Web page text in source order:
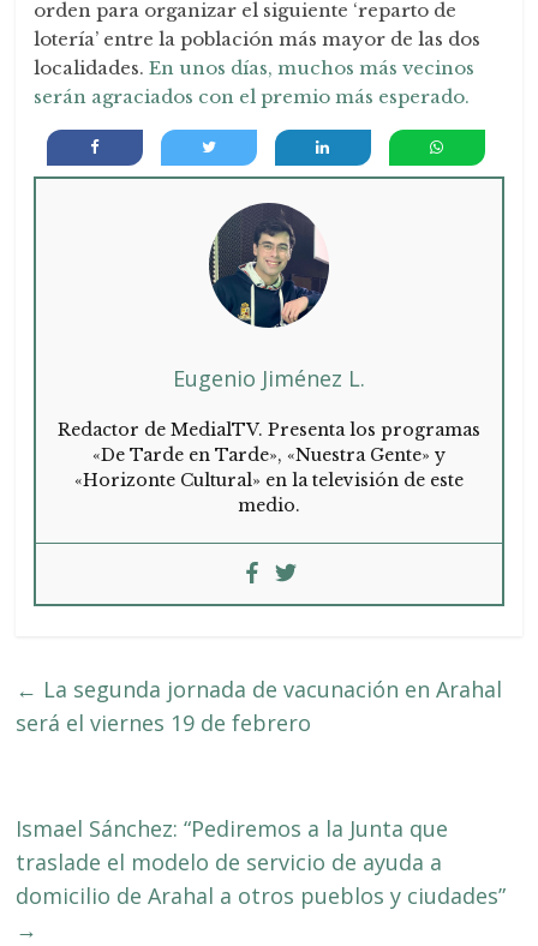
orden para organizar el siguiente ‘reparto de
lotería’ entre la población más mayor de las dos
localidades. En unos días, muchos más vecinos
serán agraciados con el premio más esperado.
Eugenio Jiménez L.
Redactor de MedialTV. Presenta los programas
«De Tarde en Tarde», «Nuestra Gente» y
«Horizonte Cultural» en la televisión de este
medio.
← La segunda jornada de vacunación en Arahal
será el viernes 19 de febrero
Ismael Sánchez: “Pediremos a la Junta que
traslade el modelo de servicio de ayuda a
domicilio de Arahal a otros pueblos y ciudades”
→